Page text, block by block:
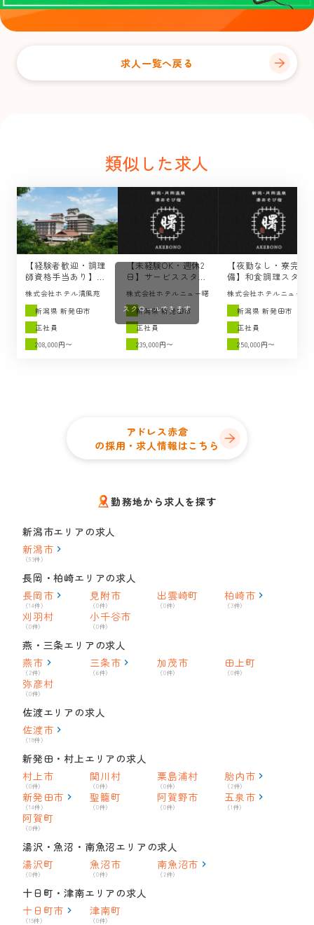
求人一覧へ戻る
類似した求人
【経験者歓迎・調理
師資格手当あり】調
理スタッフの求人 /
ホテル清風苑（新発
田市）
株式会社ホテル清風苑
新潟県 新発田市
正社員
208,000円〜
【未経験OK・週休2
日】サービススタッ
フの求人 / 湯あそび
宿 曙（新発田市）
株式会社ホテルニュー曙
新潟県 新発田市
正社員
239,000円〜
【夜勤なし・寮完
備】和食調理スタッ
宿 曙（新発田市）
株式会社ホテルニュー曙
新潟県 新発田市
正社員
250,000円〜
スクロールできます
アドレス赤倉
の採用・求人情報はこちら
勤務地から求人を探す
新潟市エリアの求人
新潟市
（53件）
長岡・柏崎エリアの求人
長岡市
（14件）
見附市
（0件）
出雲崎町
（0件）
柏崎市
（3件）
刈羽村
（0件）
小千谷市
（0件）
燕・三条エリアの求人
燕市
（2件）
三条市
（6件）
加茂市
（0件）
田上町
（0件）
弥彦村
（0件）
佐渡エリアの求人
佐渡市
（18件）
新発田・村上エリアの求人
村上市
（0件）
関川村
（0件）
粟島浦村
（0件）
胎内市
（2件）
新発田市
（14件）
聖籠町
（0件）
阿賀野市
（0件）
五泉市
（1件）
阿賀町
（0件）
湯沢・魚沼・南魚沼エリアの求人
湯沢町
（0件）
魚沼市
（0件）
南魚沼市
（2件）
十日町・津南エリアの求人
十日町市
（15件）
津南町
（0件）